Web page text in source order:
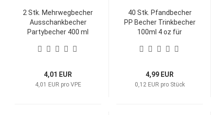
2 Stk. Mehrwegbecher
Ausschankbecher
Partybecher 400 ml
4,01 EUR
4,01 EUR pro VPE
40 Stk. Pfandbecher
PP Becher Trinkbecher
100ml 4 oz für
mehr
4,99 EUR
0,12 EUR pro Stück